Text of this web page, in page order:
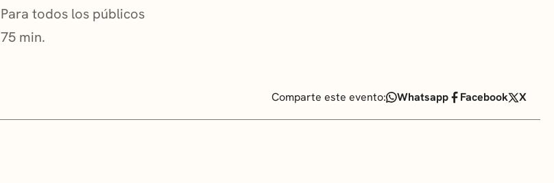
Para todos los públicos
75 min.
Comparte este evento: Whatsapp Facebook X